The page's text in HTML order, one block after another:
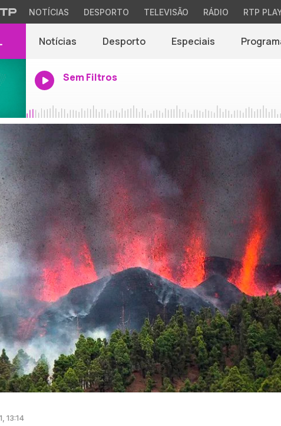
NOTÍCIAS DESPORTO TELEVISÃO RÁDIO RTP
Notícias Desporto Especiais
Sem Filtros
13:14